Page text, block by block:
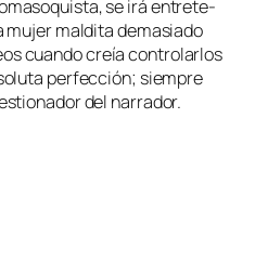
se irá en­tre­te­
mu­jer mal­di­ta de­ma­sia­do
cuan­do creía con­tro­lar­los
per­fec­ción; siem­pre
del narrador.